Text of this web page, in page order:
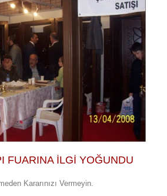
FUARINA İLGİ YOĞUNDU
Kararınızı Vermeyin.